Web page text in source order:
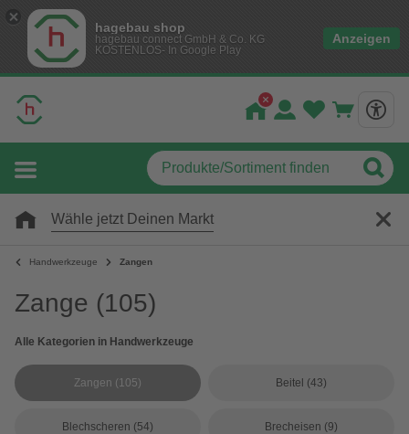
hagebau shop
hagebau connect GmbH & Co. KG
KOSTENLOS- In Google Play
Anzeigen
Wähle jetzt Deinen Markt
Handwerkzeuge Zangen
Zange (105)
Alle Kategorien in Handwerkzeuge
Zangen (105) Beitel (43)
Blechscheren (54) Brecheisen (9)